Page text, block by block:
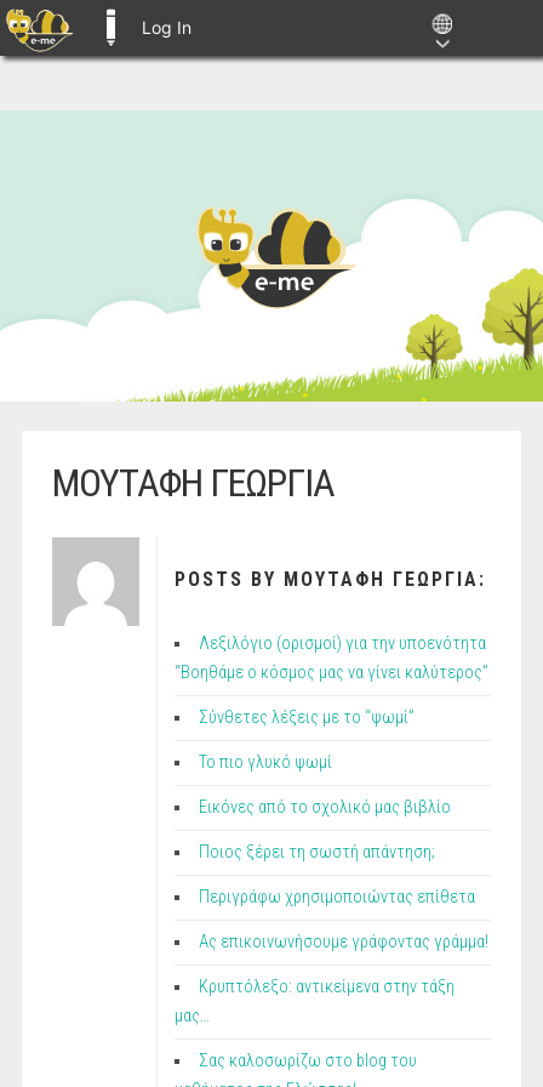
Log In
ΜΟΥΤΑΦΗ ΓΕΩΡΓΙΑ
POSTS BY ΜΟΥΤΑΦΗ ΓΕΩΡΓΙΑ:
Λεξιλόγιο (ορισμοί) για την υποενότητα
“Βοηθάμε ο κόσμος μας να γίνει καλύτερος”
Σύνθετες λέξεις με το “ψωμί”
Το πιο γλυκό ψωμί
Εικόνες από το σχολικό μας βιβλίο
Ποιος ξέρει τη σωστή απάντηση;
Περιγράφω χρησιμοποιώντας επίθετα
Ας επικοινωνήσουμε γράφοντας γράμμα!
Κρυπτόλεξο: αντικείμενα στην τάξη
μας…
Σας καλοσωρίζω στο blog του